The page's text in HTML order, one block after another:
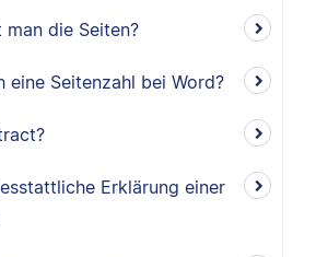
die Seiten?
eine Seitenzahl bei Word?
Erklärung einer